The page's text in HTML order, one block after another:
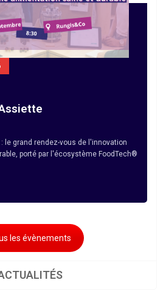
le grand rendez-vous de l'innovation
porté par l'écosystème FoodTech®
les évènements